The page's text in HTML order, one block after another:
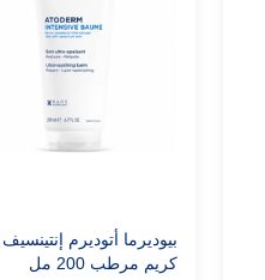
بيوديرما أتوديرم إنتينسيف
كريم مرطب 200 مل